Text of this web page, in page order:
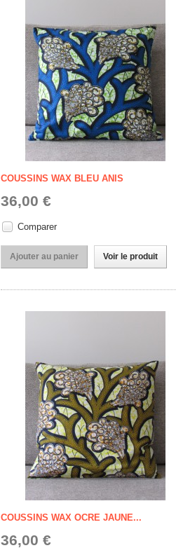
COUSSINS WAX BLEU ANIS
36,00 €
Comparer
Ajouter au panier Voir le produit
COUSSINS WAX OCRE JAUNE...
36,00 €